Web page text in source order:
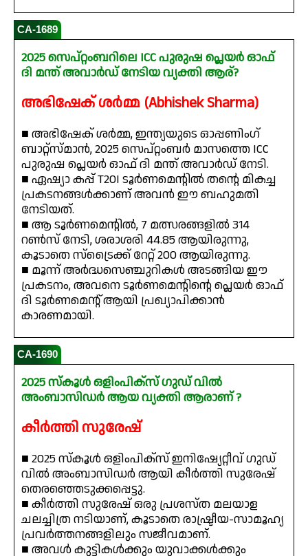
CA-1689
2025 സെപ്റ്റംബറിലെ ICC പുരുഷ പ്ലെയർ ഓഫ്
ദി മന്ത് അവാർഡ് നേടിയ വ്യക്തി ആര്?
അഭിഷേക് ശർമ്മ (Abhishek Sharma)
■ അഭിഷേക് ശർമ്മ, ഇന്ത്യയുടെ ഓപ്പണിംഗ്
ബാറ്റ്സ്മാൻ, 2025 സെപ്റ്റംബർ മാസത്തെ ICC
പുരുഷ പ്ലെയർ ഓഫ് ദി മന്ത് അവാർഡ് നേടി.
■ ഏഷ്യാ കപ്പ് T20I ടൂർണമെന്റിൽ തന്റെ മികച്ച
പ്രകടനങ്ങൾക്കാണ് അവൻ ഈ ബഹുമതി
നേടിയത്.
■ ആ ടൂർണമെന്റിൽ, 7 മത്സരങ്ങളിൽ 314
റൺസ് നേടി, ശരാശരി 44.85 ആയിരുന്നു,
കൂടാതെ സ്ട്രൈക്ക് റേറ്റ് 200 ആയിരുന്നു.
■ മൂന്ന് അർദ്ധസെഞ്ചുറികൾ അടങ്ങിയ ഈ
പ്രകടനം, അവനെ ടൂർണമെന്റിന്റെ പ്ലെയർ ഓഫ്
ദി ടൂർണമെന്റ് ആയി പ്രഖ്യാപിക്കാൻ
കാരണമായി.
CA-1690
2025 സ്കൂൾ ഒളിംപിക്‌സ് ഗുഡ് വിൽ
അംബാസിഡർ ആയ വ്യക്തി ആരാണ് ?
കീർത്തി സുരേഷ്
■ 2025 സ്കൂൾ ഒളിംപിക്സ് ഇനിഷ്യേറ്റീവ് ഗുഡ്
വിൽ അംബാസിഡർ ആയി കീർത്തി സുരേഷ്
തെരഞ്ഞെടുക്കപ്പെട്ടു.
■ കീർത്തി സുരേഷ് ഒരു പ്രശസ്ത മലയാള
ചലച്ചിത്ര നടിയാണ്, കൂടാതെ രാഷ്ട്രീയ-സാമൂഹ്യ
പ്രവർത്തനങ്ങളിലും സജീവമാണ്.
■ അവൾ കുട്ടികൾക്കും യുവാക്കൾക്കും